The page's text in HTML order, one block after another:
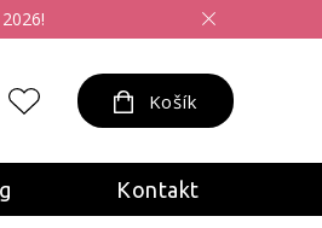
Košík
Kontakt